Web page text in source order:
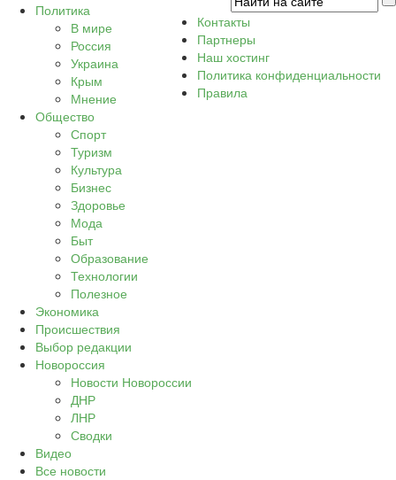
Политика
В мире
Россия
Украина
Крым
Мнение
Общество
Спорт
Туризм
Культура
Бизнес
Здоровье
Мода
Быт
Образование
Технологии
Полезное
Экономика
Происшествия
Выбор редакции
Новороссия
Новости Новороссии
ДНР
ЛНР
Сводки
Видео
Все новости
Контакты
Партнеры
Наш хостинг
Политика конфиденциальности
Правила